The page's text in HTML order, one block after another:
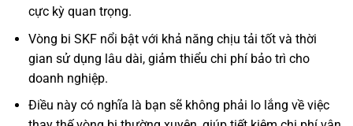
cực kỳ quan trọng.
Vòng bi SKF nổi bật với khả năng chịu tải tốt và thời
gian sử dụng lâu dài, giảm thiểu chi phí bảo trì cho
doanh nghiệp.
Điều này có nghĩa là bạn sẽ không phải lo lắng về việc